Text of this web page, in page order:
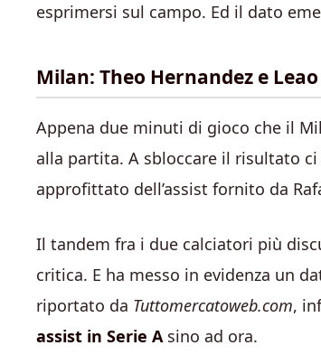
esprimersi sul campo. Ed il dato
Milan: Theo Hernandez e
Appena due minuti di gioco che il
alla partita. A sbloccare il risultato
approfittato dell’assist fornito da
Il tandem fra i due calciatori più
critica. E ha messo in evidenza un
riportato da Tuttomercatoweb.com,
assist in Serie Asino ad ora.